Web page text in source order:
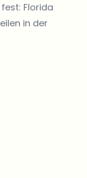
Florida
in der